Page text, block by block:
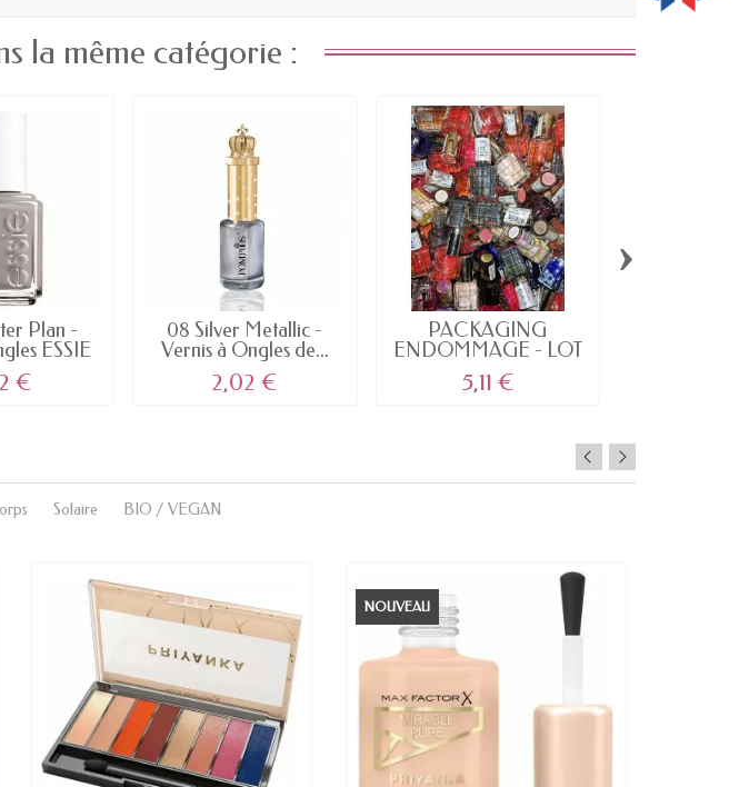
la même catégorie :
Plan -
ESSIE
€
08 Silver Metallic -
Vernis à Ongles de...
2,02 €
PACKAGING
ENDOMMAGE - LOT
de 10 Vernis à...
5,11 €
›
Solaire BIO / VEGAN
NOUVEAU